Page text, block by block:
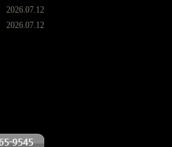
2026.07.12
2026.07.12